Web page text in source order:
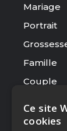
Mariage
Portrait
Famille
Couple
Ce site
cookies